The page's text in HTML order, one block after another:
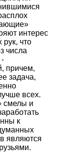
интерес
рук, что
числа
причем,
задача,
всех.
смелы и
к
являются